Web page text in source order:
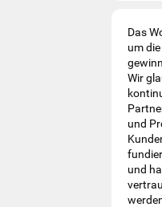
Das
um
Wir
und
und